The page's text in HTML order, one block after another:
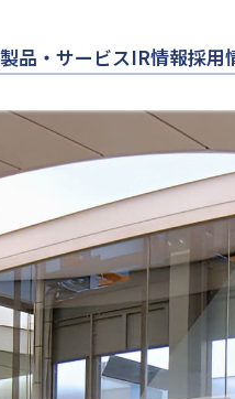
製品・サービスIR情報採用